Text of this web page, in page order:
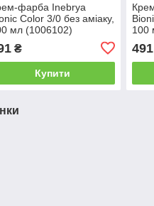
фарба Inebrya
Сolor 3/0 без амiаку,
мл (1006102)
₴
Купити
100
491